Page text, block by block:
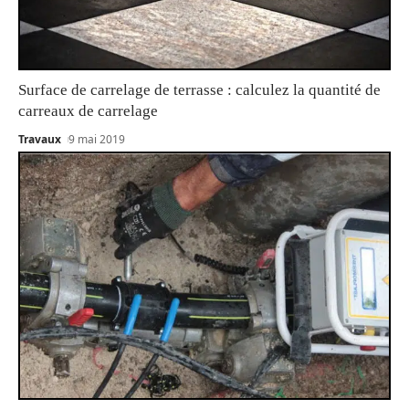
Surface de carrelage de terrasse : calculez la quantité de
carreaux de carrelage
Travaux 9 mai 2019